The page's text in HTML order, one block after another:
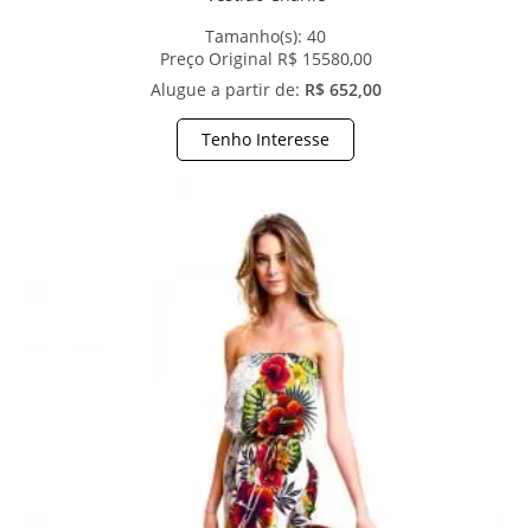
Tamanho(s): 40
Preço Original R$ 15580,00
Alugue a partir de: R$ 652,00
Tenho Interesse